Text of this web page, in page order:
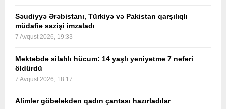
Səudiyyə Ərəbistanı, Türkiyə və Pakistan qarşılıqlı
müdafiə sazişi imzaladı
7 Avqust 2026, 19:33
Məktəbdə silahlı hücum: 14 yaşlı yeniyetmə 7 nəfəri
öldürdü
7 Avqust 2026, 18:17
Alimlər göbələkdən qadın çantası hazırladılar